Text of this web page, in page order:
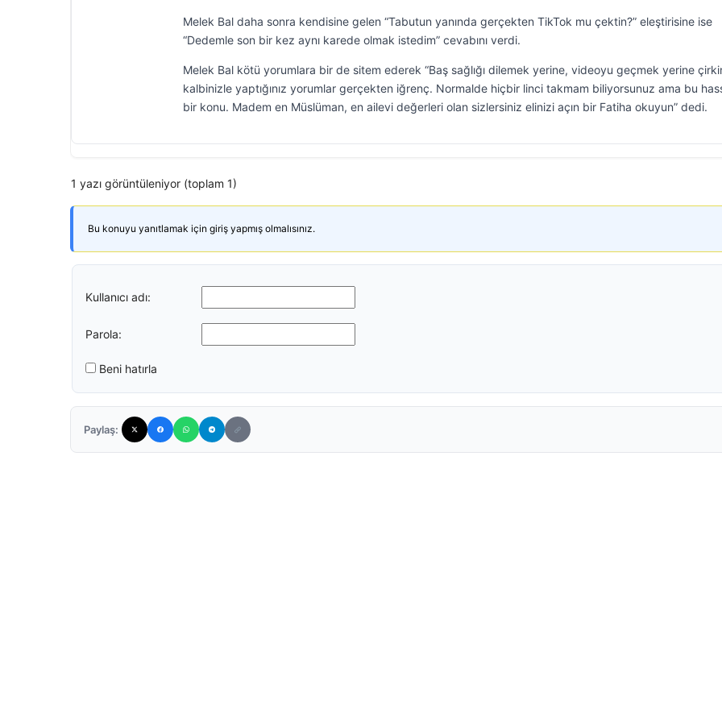
Melek Bal daha sonra kendisine gelen “Tabutun yanında gerçekten TikTok mu çektin?” eleştirisine ise
“Dedemle son bir kez aynı karede olmak istedim” cevabını verdi.
Melek Bal kötü yorumlara bir de sitem ederek “Baş sağlığı dilemek yerine, videoyu geçmek yerine
kalbinizle yaptığınız yorumlar gerçekten iğrenç. Normalde hiçbir linci takmam biliyorsunuz ama bu
bir konu. Madem en Müslüman, en ailevi değerleri olan sizlersiniz elinizi açın bir Fatiha okuyun” dedi.
1 yazı görüntüleniyor (toplam 1)
Bu konuyu yanıtlamak için giriş yapmış olmalısınız.
Kullanıcı adı:
Parola:
Beni hatırla
Paylaş: